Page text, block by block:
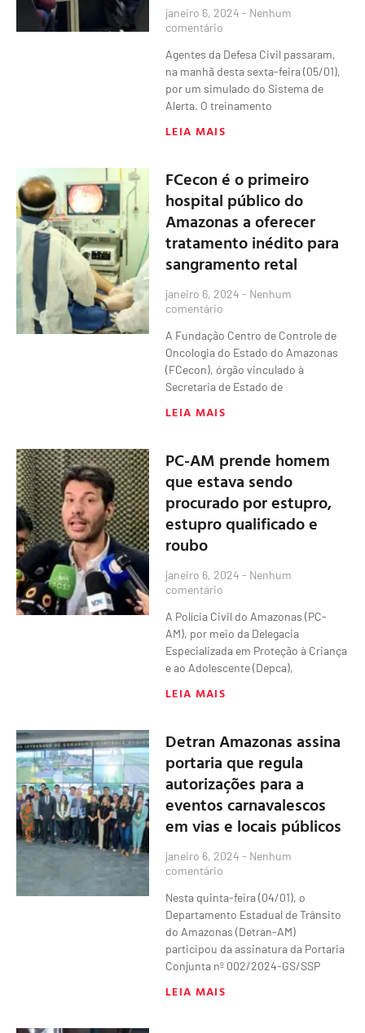
janeiro 6, 2024 Nenhum
comentário
Agentes da Defesa Civil passaram,
na manhã desta sexta-feira (05/01),
por um simulado do Sistema de
Alerta. O treinamento
LEIA MAIS
FCecon é o primeiro
hospital público do
Amazonas a oferecer
tratamento inédito para
sangramento retal
janeiro 6, 2024 Nenhum
comentário
A Fundação Centro de Controle de
Oncologia do Estado do Amazonas
(FCecon), órgão vinculado à
Secretaria de Estado de
LEIA MAIS
PC-AM prende homem
que estava sendo
procurado por estupro,
estupro qualificado e
roubo
janeiro 6, 2024 Nenhum
comentário
A Polícia Civil do Amazonas (PC-
AM), por meio da Delegacia
Especializada em Proteção à Criança
e ao Adolescente (Depca),
LEIA MAIS
Detran Amazonas assina
portaria que regula
autorizações para a
eventos carnavalescos
em vias e locais públicos
janeiro 6, 2024 Nenhum
comentário
Nesta quinta-feira (04/01), o
Departamento Estadual de Trânsito
do Amazonas (Detran-AM)
participou da assinatura da Portaria
Conjunta nº 002/2024-GS/SSP
LEIA MAIS